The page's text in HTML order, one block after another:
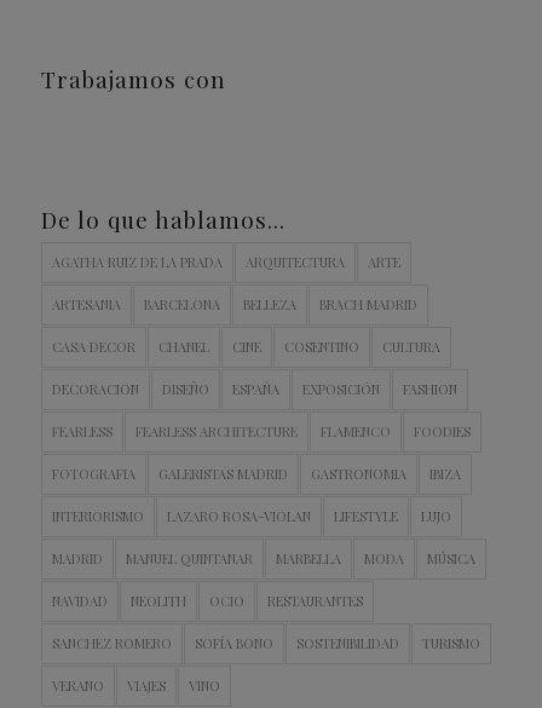
Trabajamos con
De lo que hablamos…
AGATHA RUIZ DE LA PRADA ARQUITECTURA ARTE
ARTESANIA BARCELONA BELLEZA BRACH MADRID
CASA DECOR CHANEL CINE COSENTINO CULTURA
DECORACION DISEÑO ESPAÑA EXPOSICIÓN FASHION
FEARLESS FEARLESS ARCHITECTURE FLAMENCO FOODIES
FOTOGRAFIA GALERISTAS MADRID GASTRONOMIA IBIZA
INTERIORISMO LAZARO ROSA-VIOLAN LIFESTYLE LUJO
MADRID MANUEL QUINTANAR MARBELLA MODA MÚSICA
NAVIDAD NEOLITH OCIO RESTAURANTES
SANCHEZ ROMERO SOFÍA BONO SOSTENIBILIDAD TURISMO
VERANO VIAJES VINO